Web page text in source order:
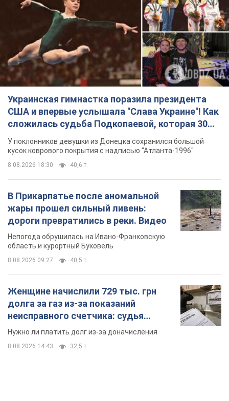
Украинская гимнастка поразила президента
США и впервые услышала "Слава Украине"! Как
сложилась судьба Подкопаевой, которая 30
лет назад завоевала "золото" Олимпиады
У поклонников девушки из Донецка сохранился большой
кусок коврового покрытия с надписью "Атланта-1996"
8.08.2026 18:30 40,6 т.
В Прикарпатье после аномальной
жары прошел сильный ливень:
дороги превратились в реки. Видео
Непогода обрушилась на Ивано-Франковскую
область и курортный Буковель
8.08.2026 09:27 40,5 т.
Женщине начислили 729 тыс. грн
долга за газ из-за показаний
неисправного счетчика: судья
вынес неожиданное решение
Нужно ли платить долг из-за доначисления
8.08.2026 14:43 32,5 т.